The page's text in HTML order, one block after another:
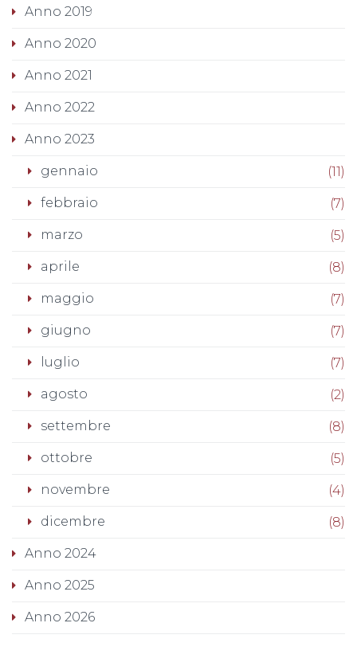
Anno 2019
Anno 2020
Anno 2021
Anno 2022
Anno 2023
gennaio (11)
febbraio (7)
marzo (5)
aprile (8)
maggio (7)
giugno (7)
luglio (7)
agosto (2)
settembre (8)
ottobre (5)
novembre (4)
dicembre (8)
Anno 2024
Anno 2025
Anno 2026